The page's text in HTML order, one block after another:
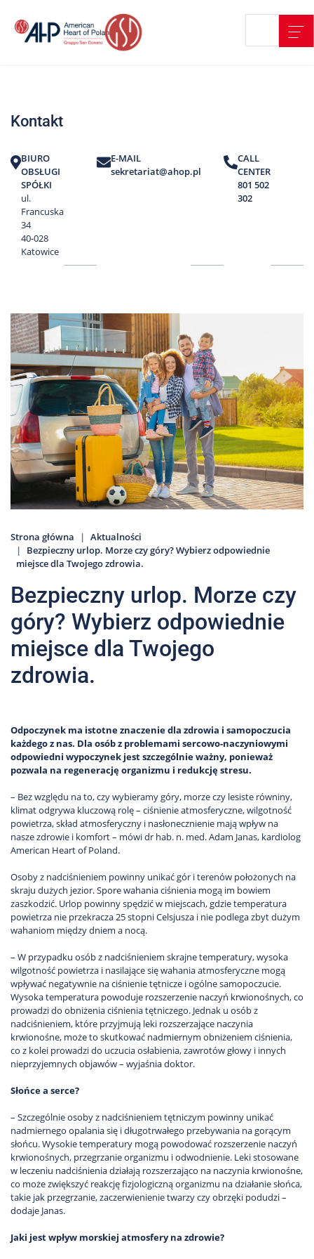
treści
Strefa
Edukacja
Pacjenta
O
nas
Marki
Nas
Kariera
Galeria
Kontakt
801
502
302
Kontakt
BIURO
OBSŁUGI
SPÓŁKI
ul.
Francuska
34
40-028
Katowice
E-MAIL
sekretariat@ahop.pl
CALL
CENTER
801 502
302
Strona główna
Aktualności
Bezpieczny urlop. Morze czy góry? Wybierz odpowiednie
miejsce dla Twojego zdrowia.
Bezpieczny urlop. Morze czy
góry? Wybierz odpowiednie
miejsce dla Twojego
zdrowia.
Odpoczynek ma istotne znaczenie dla zdrowia i samopoczucia
każdego z nas. Dla osób z problemami sercowo-naczyniowymi
odpowiedni wypoczynek jest szczególnie ważny, ponieważ
pozwala na regenerację organizmu i redukcję stresu.
– Bez względu na to, czy wybieramy góry, morze czy lesiste równiny,
klimat odgrywa kluczową rolę – ciśnienie atmosferyczne, wilgotność
powietrza, skład atmosferyczny i nasłonecznienie mają wpływ na
nasze zdrowie i komfort – mówi dr hab. n. med. Adam Janas, kardiolog
American Heart of Poland.
Osoby z nadciśnieniem powinny unikać gór i terenów położonych na
skraju dużych jezior. Spore wahania ciśnienia mogą im bowiem
zaszkodzić. Urlop powinny spędzić w miejscach, gdzie temperatura
powietrza nie przekracza 25 stopni Celsjusza i nie podlega zbyt dużym
wahaniom między dniem a nocą.
– W przypadku osób z nadciśnieniem skrajne temperatury, wysoka
wilgotność powietrza i nasilające się wahania atmosferyczne mogą
wpływać negatywnie na ciśnienie tętnicze i ogólne samopoczucie.
Wysoka temperatura powoduje rozszerzenie naczyń krwionośnych, co
prowadzi do obniżenia ciśnienia tętniczego. Jednak u osób z
nadciśnieniem, które przyjmują leki rozszerzające naczynia
krwionośne, może to skutkować nadmiernym obniżeniem ciśnienia,
co z kolei prowadzi do uczucia osłabienia, zawrotów głowy i innych
nieprzyjemnych objawów – wyjaśnia doktor.
Słońce a serce?
– Szczególnie osoby z nadciśnieniem tętniczym powinny unikać
nadmiernego opalania się i długotrwałego przebywania na gorącym
słońcu. Wysokie temperatury mogą powodować rozszerzenie naczyń
krwionośnych, przegrzanie organizmu i odwodnienie. Leki stosowane
w leczeniu nadciśnienia działają rozszerzająco na naczynia krwionośne,
co może zwiększyć reakcję fizjologiczną organizmu na działanie słońca,
takie jak przegrzanie, zaczerwienienie twarzy czy obrzęki podudzi –
dodaje Janas.
Jaki jest wpływ morskiej atmosfery na zdrowie?